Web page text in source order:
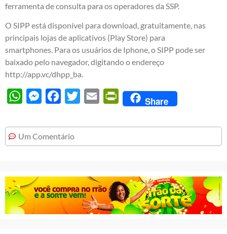
ferramenta de consulta para os operadores da SSP.
O SIPP está disponível para download, gratuitamente, nas
principais lojas de aplicativos (Play Store) para
smartphones. Para os usuários de Iphone, o SIPP pode ser
baixado pelo navegador, digitando o endereço
http://app.vc/dhpp_ba.
WhatsAppMessengerFacebook
Twitter Email PrintFriendly
Share
Um Comentário